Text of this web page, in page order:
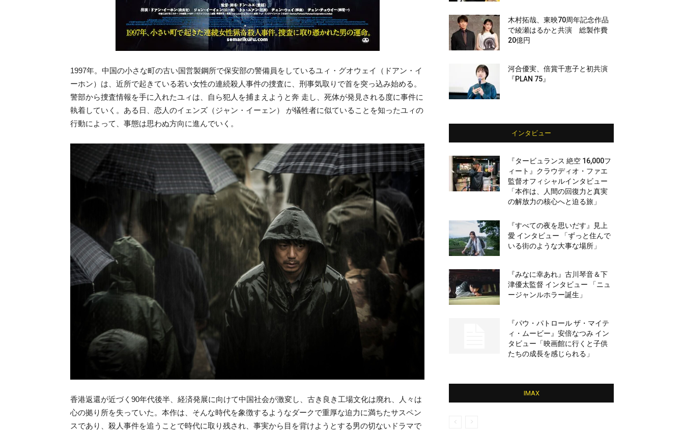
1997年。中国の小さな町の古い国営製鋼所で保安部の警備員をしているユィ・グオウェイ（ドアン・イ
ーホン）は、近所で起きている若い女性の連続殺人事件の捜査に、刑事気取りで首を突っ込み始める。
警部から捜査情報を手に入れたユィは、自ら犯人を捕まえようと奔 走し、死体が発見される度に事件に
執着していく。ある日、恋人のイェンズ（ジャン・イーェン） が犠牲者に似ていることを知ったユィの
行動によって、事態は思わぬ方向に進んでいく。
香港返還が近づく90年代後半、経済発展に向けて中国社会が激変し、古き良き工場文化は廃れ、人々は
心の拠り所を失っていた。本作は、そんな時代を象徴するようなダークで重厚な迫力に満ちたサスペン
スであり、殺人事件を追うことで時代に取り残され、事実から目を背けようとする男の切ないドラマで
木村拓哉、東映70周年記念作品
で綾瀬はるかと共演 総製作費
20億円
河合優実、倍賞千恵子と初共演
『PLAN 75』
インタビュー
『タービュランス 絶空 16,000フ
ィート』クラウディオ・ファエ
監督オフィシャルインタビュー
「本作は、人間の回復力と真実
の解放力の核心へと迫る旅」
『すべての夜を思いだす』見上
愛 インタビュー 「ずっと住んで
いる街のような大事な場所」
『みなに幸あれ』古川琴音＆下
津優太監督 インタビュー 「ニュ
ージャンルホラー誕生」
『パウ・パトロール ザ・マイテ
ィ・ムービー』安倍なつみ イン
タビュー「映画館に行くと子供
たちの成長を感じられる」
IMAX